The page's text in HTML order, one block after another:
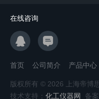
在线咨询
首页 公司简介 产品中心
版权所有 © 2026 上海帝博
技术支持： 化工仪器网 备案